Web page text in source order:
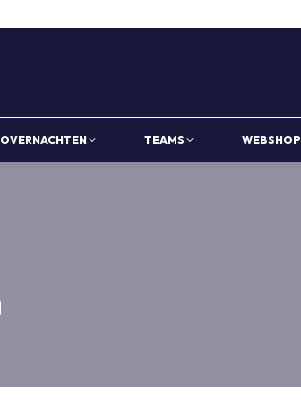
OVERNACHTEN TEAMS WEBSHOP